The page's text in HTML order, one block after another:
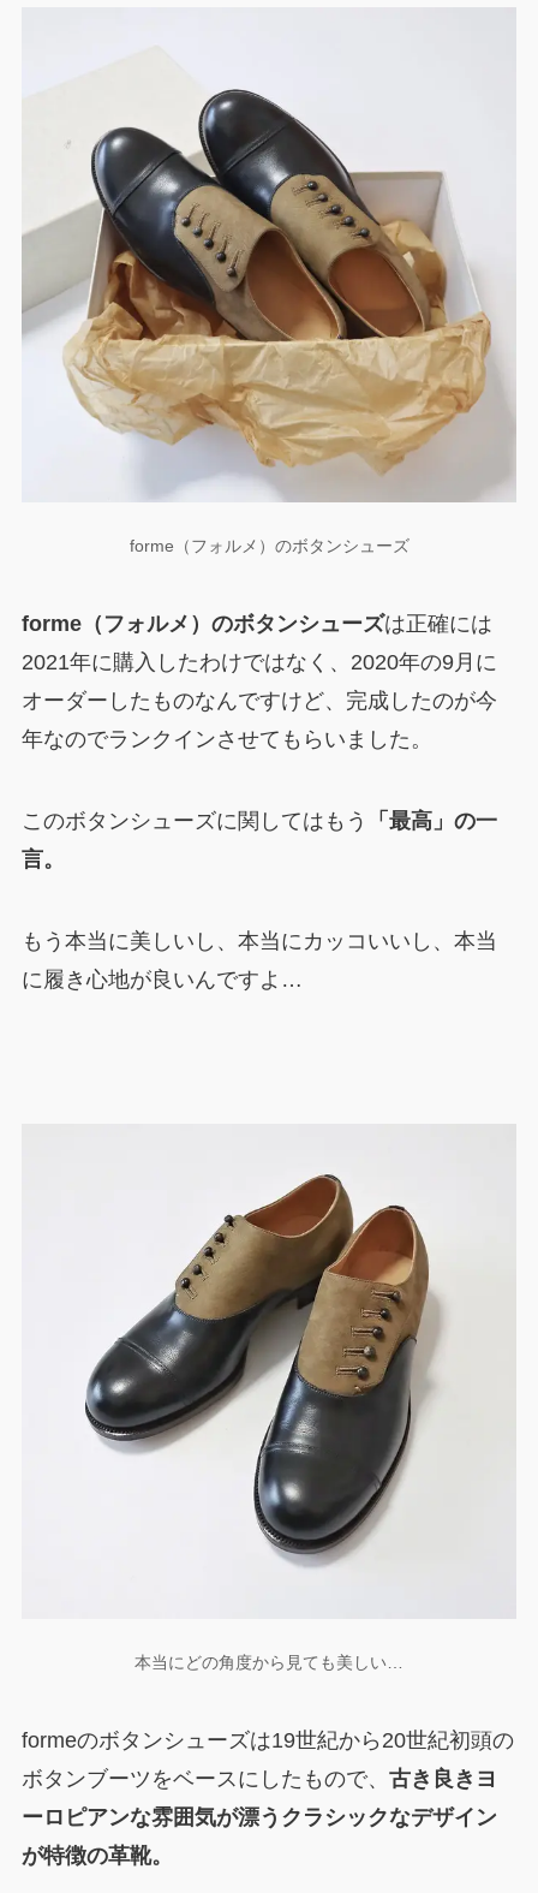
forme（フォルメ）のボタンシューズ
forme（フォルメ）のボタンシューズは正確には
2021年に購入したわけではなく、2020年の9月に
オーダーしたものなんですけど、完成したのが今
年なのでランクインさせてもらいました。
このボタンシューズに関してはもう
「最高」の一
言。
もう本当に美しいし、本当にカッコいいし、本当
に履き心地が良いんですよ…
本当にどの角度から見ても美しい…
formeのボタンシューズは19世紀から20世紀初頭の
ボタンブーツをベースにしたもので、 古き良きヨ
ーロピアンな雰囲気が漂うクラシックなデザイン
が特徴の革靴。